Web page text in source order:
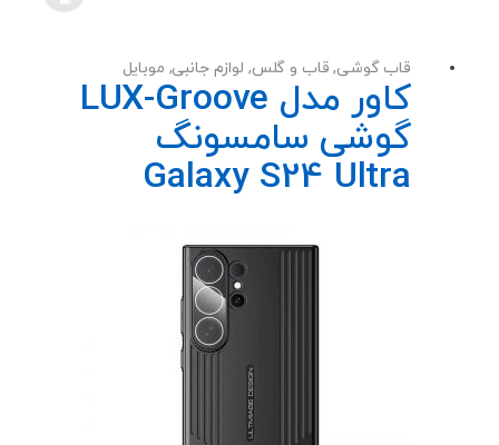
قاب گوشی, قاب و گلس, لوازم جانبی, موبایل
کاور مدل LUX-Groove
گوشی سامسونگ
Galaxy S24 Ultra